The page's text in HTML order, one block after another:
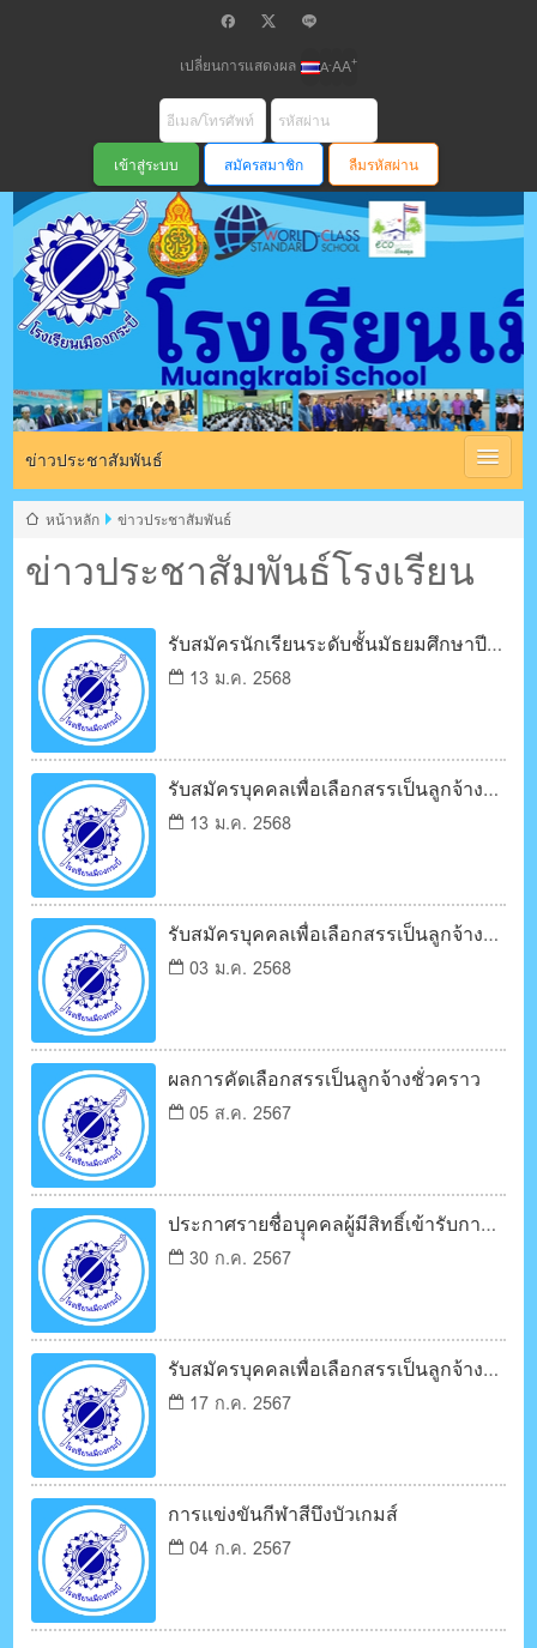
เปลี่ยนการแสดงผล A-AA+
สมัครสมาชิก ลืมรหัสผ่าน
โรงเรียนเมือง
กระบี่ สพม
ตรัง กระบี่
ระบบบริหารจัดการเว็บไซต์ (CMS) ด้วย Ajax โดยคนไทย
ข่าวประชาสัมพันธ์
ข่าวประชาสัมพันธ์โรงเรียน
หน้าหลัก ข่าวประชาสัมพันธ์
รับสมัครนักเรียนระดับชั้นมัธยมศึกษาปีที่
3 (ม.3 เดิม)
13 ม.ค. 2568
รับสมัครบุคคลเพื่อเลือกสรรเป็นลูกจ้าง
ชั่วคราว
13 ม.ค. 2568
รับสมัครบุคคลเพื่อเลือกสรรเป็นลูกจ้าง
ชั่วคราว
03 ม.ค. 2568
ผลการคัดเลือกสรรเป็นลูกจ้างชั่วคราว
05 ส.ค. 2567
ประกาศรายชื่อบุุคคลผู้มีสิทธิ์เข้ารับการ
เลือกสรรเป็นลูกจ้างชั่วคราว
30 ก.ค. 2567
รับสมัครบุคคลเพื่อเลือกสรรเป็นลูกจ้าง
ชั่วคราว
17 ก.ค. 2567
การแข่งขันกีฬาสีบึงบัวเกมส์
04 ก.ค. 2567